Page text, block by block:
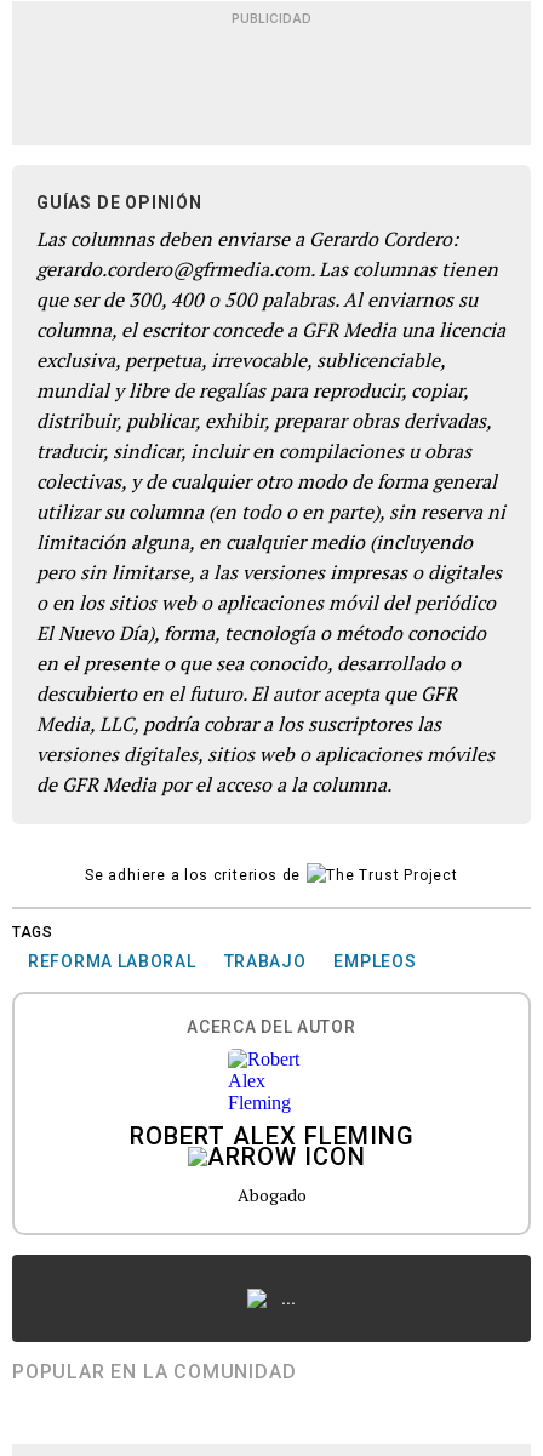
PUBLICIDAD
GUÍAS DE OPINIÓN
Las columnas deben enviarse a Gerardo Cordero:
gerardo.cordero@gfrmedia.com. Las columnas tienen
que ser de 300, 400 o 500 palabras. Al enviarnos su
columna, el escritor concede a GFR Media una licencia
exclusiva, perpetua, irrevocable, sublicenciable,
mundial y libre de regalías para reproducir, copiar,
distribuir, publicar, exhibir, preparar obras derivadas,
traducir, sindicar, incluir en compilaciones u obras
colectivas, y de cualquier otro modo de forma general
utilizar su columna (en todo o en parte), sin reserva ni
limitación alguna, en cualquier medio (incluyendo
pero sin limitarse, a las versiones impresas o digitales
o en los sitios web o aplicaciones móvil del periódico
El Nuevo Día), forma, tecnología o método conocido
en el presente o que sea conocido, desarrollado o
descubierto en el futuro. El autor acepta que GFR
Media, LLC, podría cobrar a los suscriptores las
versiones digitales, sitios web o aplicaciones móviles
de GFR Media por el acceso a la columna.
Se adhiere a los criterios de
TAGS
REFORMA LABORAL TRABAJO EMPLEOS
ACERCA DEL AUTOR
ROBERT ALEX FLEMING
Abogado
...
POPULAR EN LA COMUNIDAD